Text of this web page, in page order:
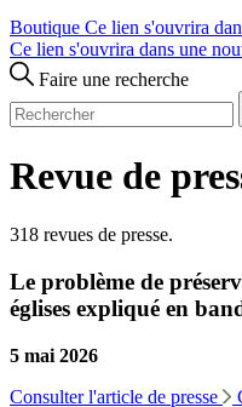
Boutique Ce lien s'ouvrira
Ce lien s'ouvrira dans une
Faire une recherche
Revue de
318 revues de presse.
Le problème de
églises expliqué en
5 mai 2026
Consulter l'article de presse